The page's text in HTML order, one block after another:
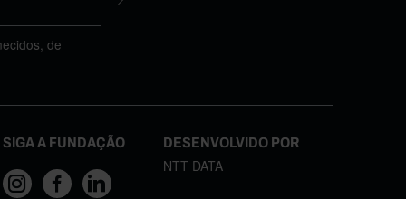
de
SIGA A FUNDAÇÃO DESENVOLVIDO POR
NTT DATA